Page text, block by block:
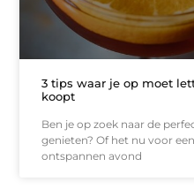
3 tips waar je op moet
koopt
Ben je op zoek naar de
genieten? Of het nu voor
ontspannen avond